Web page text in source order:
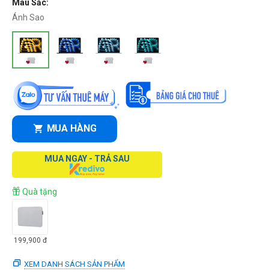
Màu Sắc:
Ánh Sao
MUA HÀNG
MUA NGAY - TRẢ SAU
Quà tặng
199,900 đ
XEM DANH SÁCH SẢN PHẨM